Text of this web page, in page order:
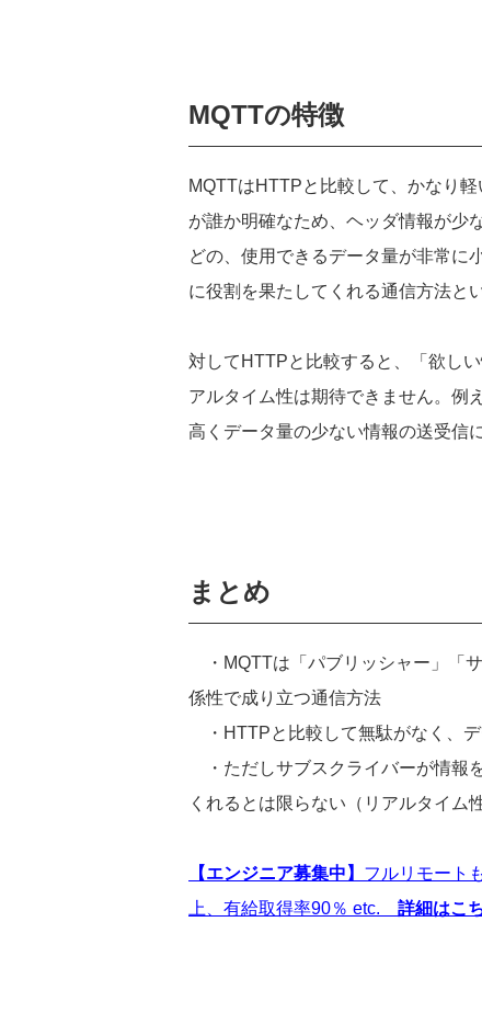
MQTTの特徴
MQTTはHTTPと比較して、かなり
が誰か明確なため、ヘッダ情報が少
どの、使用できるデータ量が非常に
に役割を果たしてくれる通信方法と
対して HTTPと比較すると、「欲し
アルタイム性は期待できません。例
高くデータ量の少ない情報の送受信
まとめ
・ MQTTは「パブリッシャー」「
係性で成り立つ通信方法
・ HTTPと比較して無駄がなく、
・ただしサブスクライバーが情報
くれるとは限らない（リアルタイム
【エンジニア募集中】 フルリモート
上、有給取得率90％ etc. 詳細はこ